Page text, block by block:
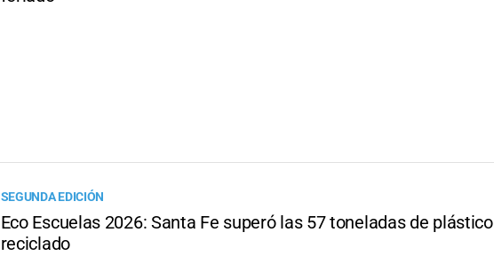
SEGUNDA EDICIÓN
Eco Escuelas 2026: Santa Fe superó las 57 toneladas de plástico
reciclado